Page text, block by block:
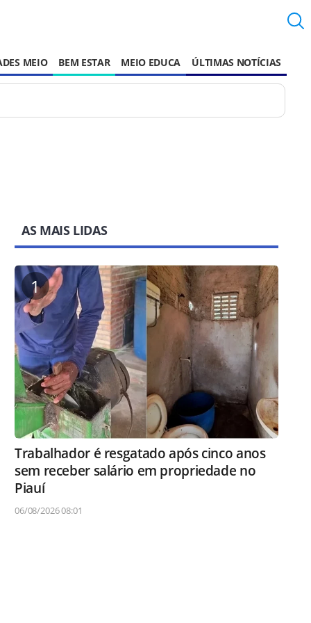
MEIO BEM ESTAR MEIO EDUCA ÚLTIMAS NOTÍCIAS
AS MAIS LIDAS
1
Trabalhador é resgatado após cinco anos
sem receber salário em propriedade no
Piauí
06/08/2026 08:01